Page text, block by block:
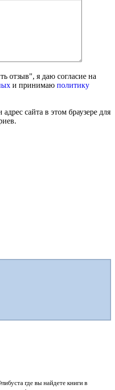
отзыв", я даю согласие на
и принимаю политику
сайта в этом браузере для
где вы найдете книги в